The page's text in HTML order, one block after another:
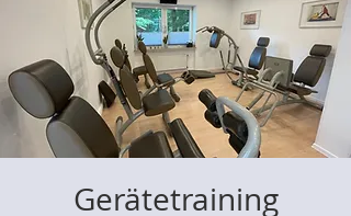
Gerätetraining